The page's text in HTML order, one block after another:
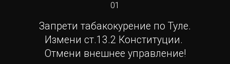
01
Запрети табакокурение по Туле.
Измени ст.13.2 Конституции.
Отмени внешнее управление!